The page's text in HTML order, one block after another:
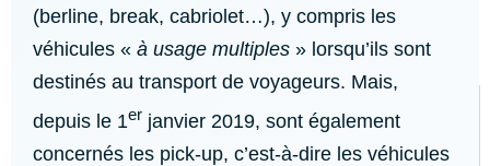
(berline, break, cabriolet…), y compris les
véhicules « à usage multiples » lorsqu’ils sont
destinés au transport de voyageurs. Mais,
depuis le 1er janvier 2019, sont également
concernés les pick-up, c’est-à-dire les véhicules